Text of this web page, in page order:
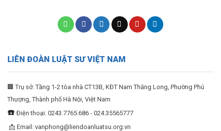
LIÊN ĐOÀN LUẬT SƯ VIỆT NAM
🏢 Trụ sở: Tầng 1-2 tòa nhà CT13B, KĐT Nam Thăng Long, Phường Phú
Thượng, Thành phố Hà Nội, Việt Nam
☎️ Điện thoại: 0243.7765.686 - 024.35565777
📩 Email: vanphong@liendoanluatsu.org.vn